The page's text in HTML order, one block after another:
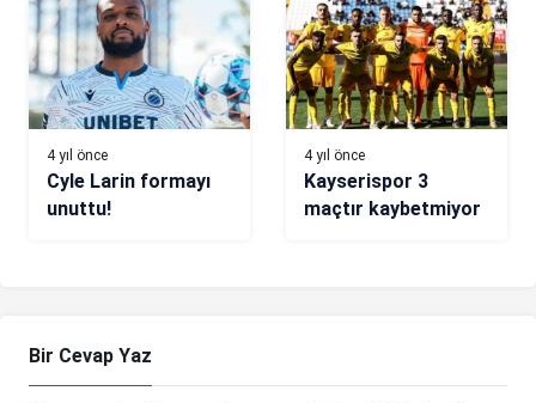
4 yıl önce
Cyle Larin formayı
unuttu!
4 yıl önce
Kayserispor 3
maçtır kaybetmiyor
Bir Cevap Yaz